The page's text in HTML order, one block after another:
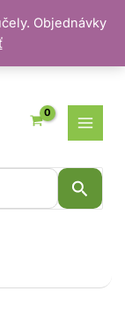
Objednávky